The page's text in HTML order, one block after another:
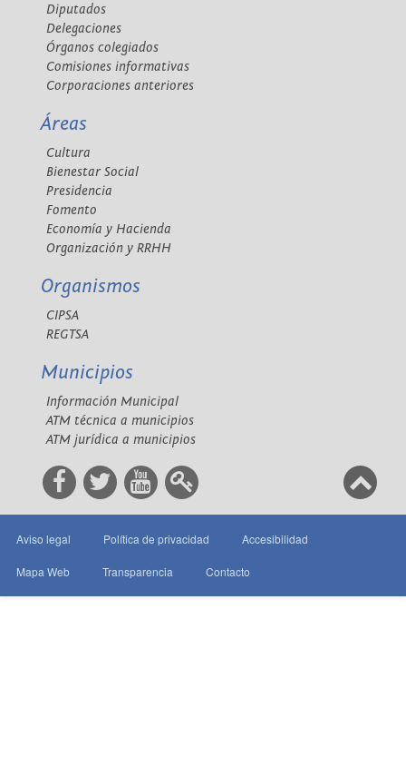
Diputados
Delegaciones
Órganos colegiados
Comisiones informativas
Corporaciones anteriores
Áreas
Cultura
Bienestar Social
Presidencia
Fomento
Economía y Hacienda
Organización y RRHH
Organismos
CIPSA
REGTSA
Municipios
Información Municipal
ATM técnica a municipios
ATM jurídica a municipios
Aviso legal Política de privacidad Accesibilidad
Mapa Web Transparencia Contacto